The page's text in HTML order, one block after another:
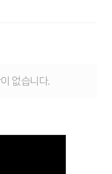
없습니다.